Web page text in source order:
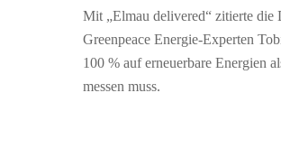
Mit „Elmau delivered“ zitierte die
Greenpeace Energie-Experten
100 % auf erneuerbare Energien
messen muss.